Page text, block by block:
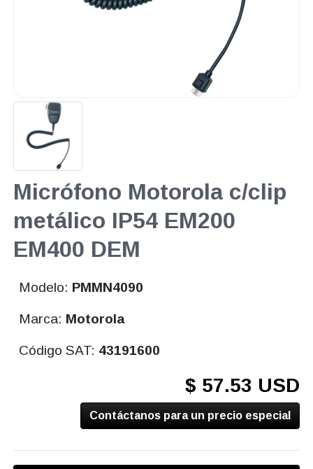
Micrófono Motorola c/clip
metálico IP54 EM200
EM400 DEM
Modelo: PMMN4090
Marca: Motorola
Código SAT: 43191600
$ 57.53 USD
Contáctanos para un precio especial